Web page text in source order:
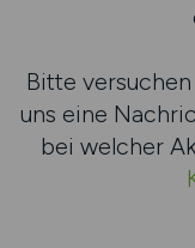
Bitte
uns eine
bei welcher